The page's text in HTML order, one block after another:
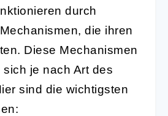
durch
die ihren
Diese Mechanismen
je nach Art des
sind die wichtigsten